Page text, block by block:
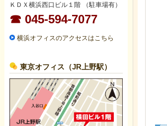
ＫＤＸ横浜西口ビル１階 （駐車場有）
☎ 045-594-7077
横浜オフィスのアクセスはこちら
東京オフィス（JR上野駅）